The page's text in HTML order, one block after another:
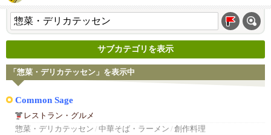
サブカテゴリを表示
「惣菜・デリカテッセン」を表示中
Common Sage
レストラン・グルメ
惣菜・デリカテッセン / 中華そば・ラーメン / 創作料理